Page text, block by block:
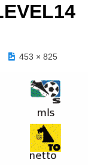
453 × 825